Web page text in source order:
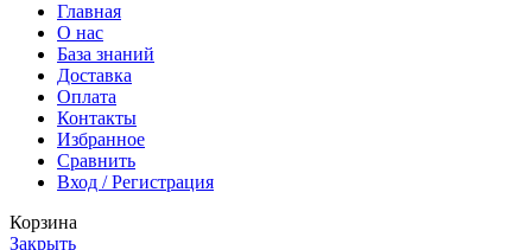
Главная
О нас
База знаний
Доставка
Оплата
Контакты
Избранное
Сравнить
Вход / Регистрация
Корзина
Закрыть